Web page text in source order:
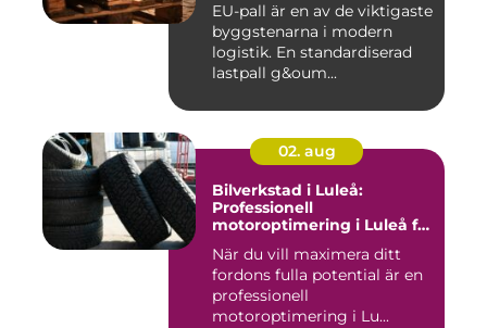
EU-pall är en av de viktigaste
byggstenarna i modern
logistik. En standardiserad
lastpall g&oum...
02. aug
Bilverkstad i Luleå:
Professionell
motoroptimering i Luleå för
När du vill maximera ditt
fordons fulla potential är en
professionell
motoroptimering i Lu...